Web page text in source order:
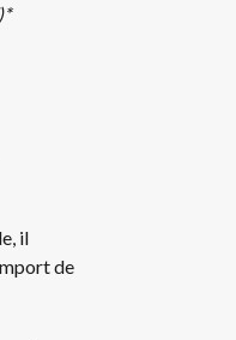
il
de